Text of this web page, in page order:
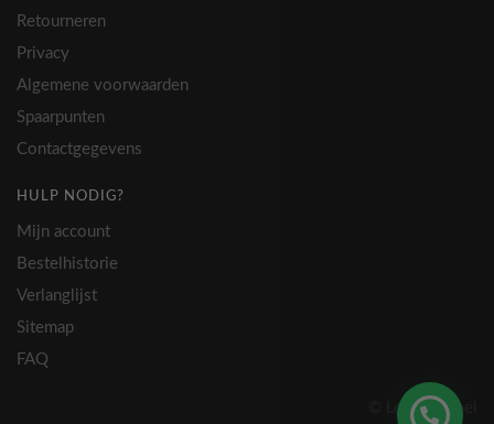
Retourneren
Privacy
Algemene voorwaarden
Spaarpunten
Contactgegevens
HULP NODIG?
Mijn account
Bestelhistorie
Verlanglijst
Sitemap
FAQ
© Lovely Label